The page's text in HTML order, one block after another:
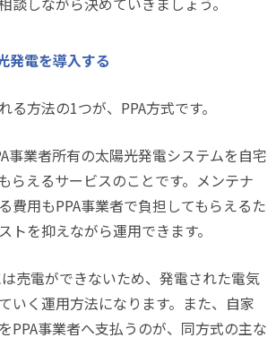
発電を導入する
る方法の1つが、 PPA方式です。
事業者所有の太陽光発電システムを自宅
らえるサービスのことです。メンテナ
費用もPPA事業者で負担してもらえるた
トを抑えながら運用できます。
売電ができないため、発電された電気
いく運用方法になります。また、自家
PPA事業者へ支払うのが、同方式の主な